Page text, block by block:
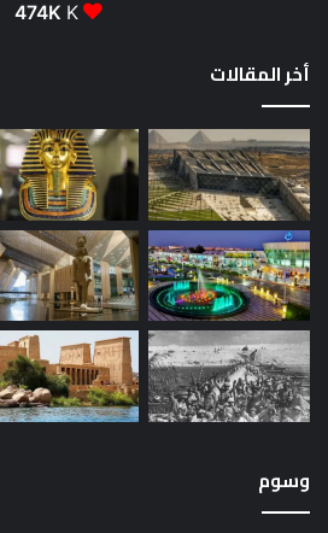
474K K
أخر المقالات
وسوم